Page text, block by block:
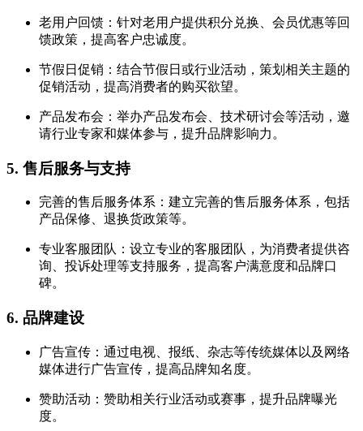
老用户回馈：针对老用户提供积分兑换、会员优惠等回
馈政策，提高客户忠诚度。
节假日促销：结合节假日或行业活动，策划相关主题的
促销活动，提高消费者的购买欲望。
产品发布会：举办产品发布会、技术研讨会等活动，邀
请行业专家和媒体参与，提升品牌影响力。
5. 售后服务与支持
完善的售后服务体系：建立完善的售后服务体系，包括
产品保修、退换货政策等。
专业客服团队：设立专业的客服团队，为消费者提供咨
询、投诉处理等支持服务，提高客户满意度和品牌口
碑。
6. 品牌建设
广告宣传：通过电视、报纸、杂志等传统媒体以及网络
媒体进行广告宣传，提高品牌知名度。
赞助活动：赞助相关行业活动或赛事，提升品牌曝光
度。